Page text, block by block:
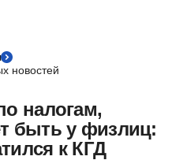
новостей
налогам,
быть у физлиц:
к КГД